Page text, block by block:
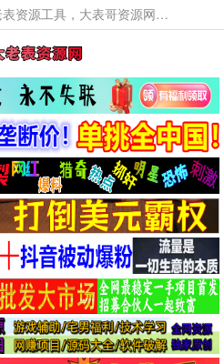
本网站提供资源工具下载，大老表资源工具，大表哥资源网软件工具，大老表资源下载，活动线报福利资源分享,活动线报，大型网游经典游戏，网络热门技术游戏辅助交流与分享。